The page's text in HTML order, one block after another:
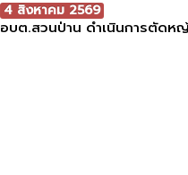
4 สิงหาคม 2569
อบต.สวนป่าน ดำเนินการตัดห